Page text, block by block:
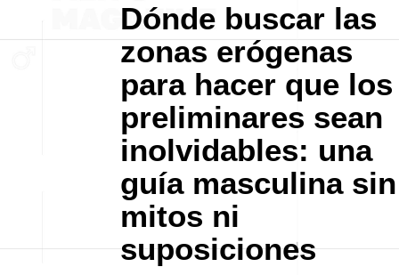
Dónde buscar las
zonas erógenas
para hacer que los
preliminares sean
inolvidables: una
guía masculina sin
mitos ni
suposiciones